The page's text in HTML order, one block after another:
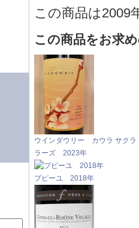
この商品は2009
この商品をお求
ウインダウリー カウラ サクラ
ラーズ 2023年
プピーユ 2018年